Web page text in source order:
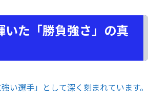
いた「勝負強さ」の真
選手」として深く刻まれています。